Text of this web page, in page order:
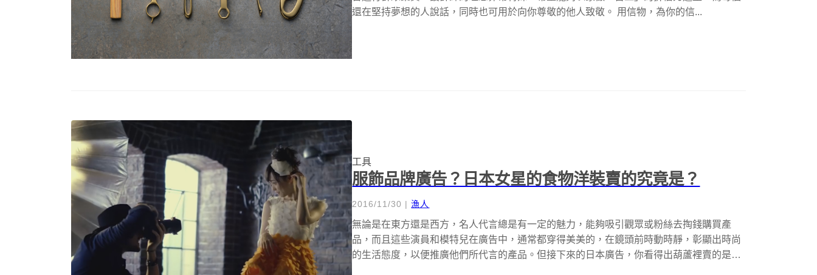
還在堅持夢想的人說話，同時也可用於向你尊敬的他人致敬。 用信物，為你的信...
工具
服飾品牌廣告？日本女星的食物洋裝賣的究竟是？
2016/11/30 |漁人
無論是在東方還是西方，名人代言總是有一定的魅力，能夠吸引觀眾或粉絲去掏錢購買產
品，而且這些演員和模特兒在廣告中，通常都穿得美美的，在鏡頭前時動時靜，彰顯出時尚
的生活態度，以便推廣他們所代言的產品。但接下來的日本廣告，你看得出葫蘆裡賣的是什